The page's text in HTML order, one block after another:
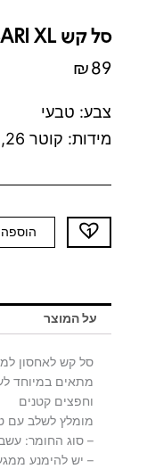
סל קש SARI XL
₪89
צבע: טבעי
מידות: קוטר 26, גובה 24 ס”מ
כמות
של
SARI
על המוצר
סל קש לאחסון
מתאים במיוחד
וחפצים קטנים
מומלץ לשלב עם
– סוג החומר:
– יש להימנע